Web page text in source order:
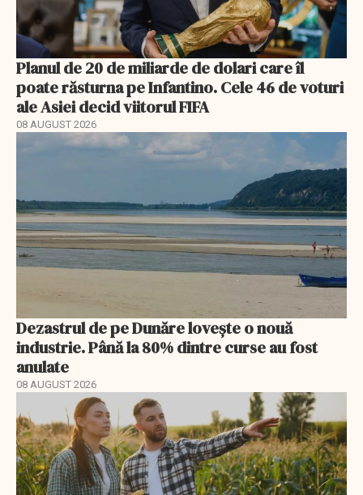
Planul de 20 de miliarde de dolari care îl
poate răsturna pe Infantino. Cele 46 de voturi
ale Asiei decid viitorul FIFA
08 AUGUST 2026
Dezastrul de pe Dunăre lovește o nouă
industrie. Până la 80% dintre curse au fost
anulate
08 AUGUST 2026